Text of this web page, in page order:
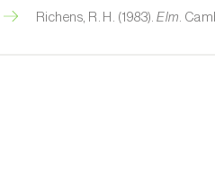
Richens, R. H. (1983).Elm.